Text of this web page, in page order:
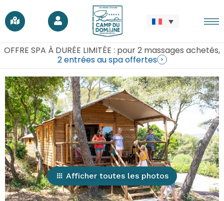
OFFRE SPA À DURÉE LIMITÉE : pour 2 massages achetés,
2 entrées au spa offertes
Afficher toutes les photos